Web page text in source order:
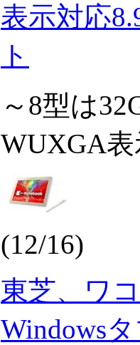
表示対応
ト
～8型は
WUXGA
(12/16)
東芝、ワ
Windows